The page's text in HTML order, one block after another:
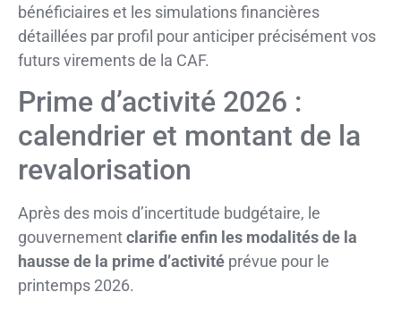
bénéficiaires et les simulations financières
détaillées par profil pour anticiper précisément vos
futurs virements de la CAF.
Prime d’activité 2026 :
calendrier et montant de la
revalorisation
Après des mois d’incertitude budgétaire, le
gouvernementclarifie enfin les modalités de la
hausse de la prime d’activité prévue pour le
printemps 2026.